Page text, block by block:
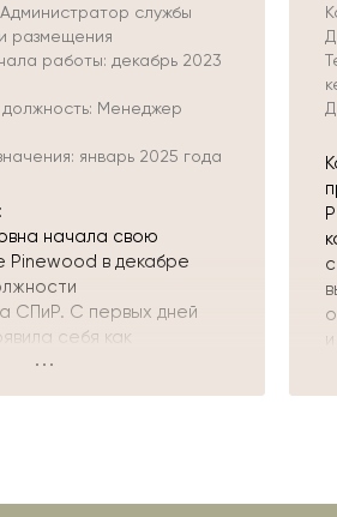
службы
размещения
работы: декабрь 2023
должность: Менеджер
январь 2025 года
начала свою
Pinewood в декабре
СПиР. С первых дней
себя как